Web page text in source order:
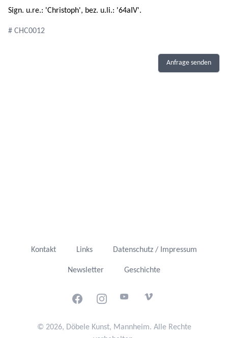
Sign. u.re.: 'Christoph', bez. u.li.: '64aIV'.
# CHC0012
Anfrage senden
Kontakt Links Datenschutz / Impressum
Newsletter Geschichte
FacebookInstagramYoutubeVimeo
© 2026, Döbele Kunst, Mannheim. Alle Rechte